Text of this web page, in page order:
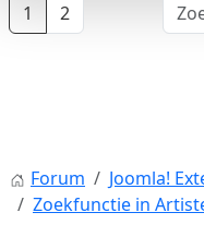
1
2
Forum Joomla!
Zoekfunctie in